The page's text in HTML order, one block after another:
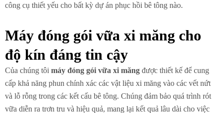
công cụ thiết yếu cho bất kỳ dự án phục hồi bê tông nào.
Máy đóng gói vữa xi măng cho
độ kín đáng tin cậy
Của chúng tôi máy đóng gói vữa xi măng được thiết kế để cung
cấp khả năng phun chính xác các vật liệu xi măng vào các vết nứt
và lỗ rỗng trong các kết cấu bê tông. Chúng đảm bảo quá trình rót
vữa diễn ra trơn tru và hiệu quả, mang lại kết quả lâu dài cho việc